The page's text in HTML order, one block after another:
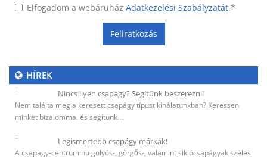
Elfogadom a webáruház Adatkezelési Szabályzatát.*
Feliratkozás
HÍREK
Nincs ilyen csapágy? Segítünk beszerezni!
Nem találta meg a keresett csapágy típust kínálatunkban? Keressen
minket bizalommal és segítünk…
Legismertebb csapágy márkák!
A csapagy-centrum.hu golyós-, görgős-, valamint siklócsapágyak széles